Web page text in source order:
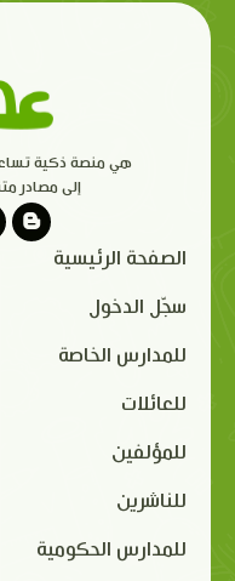
هي منصة ذكية
إلى مصادر
الصفحة الرئيسية
سجّل الدخول
للمدارس الخاصة
للعائلات
للمؤلفين
للناشرين
للمدارس الحكومية